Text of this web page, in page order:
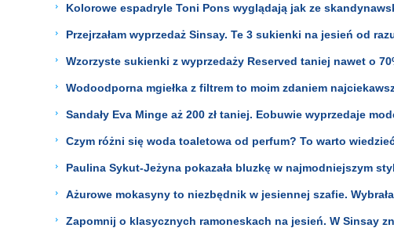
Kolorowe espadryle Toni Pons wyglądają jak ze
Przejrzałam wyprzedaż Sinsay. Te 3 sukienki na jesień od
Wzorzyste sukienki z wyprzedaży Reserved taniej nawet o
Wodoodporna mgiełka z filtrem to moim zdaniem
Sandały Eva Minge aż 200 zł taniej. Eobuwie wyprzedaje
Czym różni się woda toaletowa od perfum? To warto
Paulina Sykut-Jeżyna pokazała bluzkę w najmodniejszym
Ażurowe mokasyny to niezbędnik w jesiennej szafie.
Zapomnij o klasycznych ramoneskach na jesień. W Sinsay